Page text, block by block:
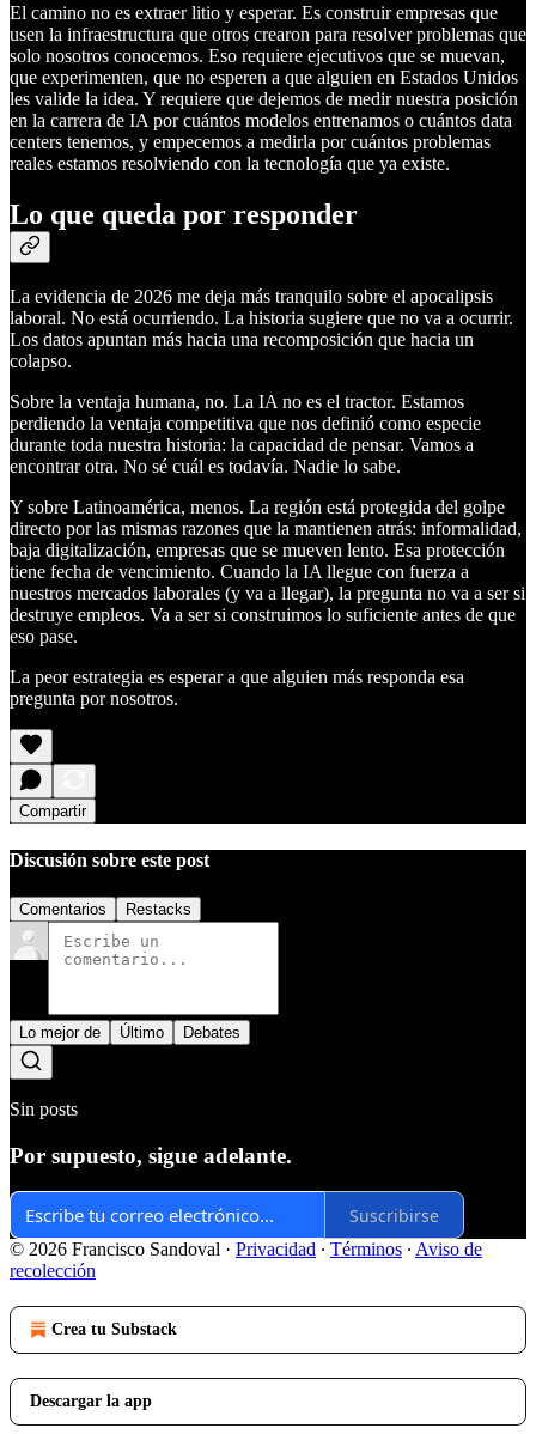
El camino no es extraer litio y esperar. Es construir empresas que
usen la infraestructura que otros crearon para resolver problemas que
solo nosotros conocemos. Eso requiere ejecutivos que se muevan,
que experimenten, que no esperen a que alguien en Estados Unidos
les valide la idea. Y requiere que dejemos de medir nuestra posición
en la carrera de IA por cuántos modelos entrenamos o cuántos data
centers tenemos, y empecemos a medirla por cuántos problemas
reales estamos resolviendo con la tecnología que ya existe.
Lo que queda por responder
La evidencia de 2026 me deja más tranquilo sobre el apocalipsis
laboral. No está ocurriendo. La historia sugiere que no va a ocurrir.
Los datos apuntan más hacia una recomposición que hacia un
colapso.
Sobre la ventaja humana, no. La IA no es el tractor. Estamos
perdiendo la ventaja competitiva que nos definió como especie
durante toda nuestra historia: la capacidad de pensar. Vamos a
encontrar otra. No sé cuál es todavía. Nadie lo sabe.
Y sobre Latinoamérica, menos. La región está protegida del golpe
directo por las mismas razones que la mantienen atrás: informalidad,
baja digitalización, empresas que se mueven lento. Esa protección
tiene fecha de vencimiento. Cuando la IA llegue con fuerza a
nuestros mercados laborales (y va a llegar), la pregunta no va a ser si
destruye empleos. Va a ser si construimos lo suficiente antes de que
eso pase.
La peor estrategia es esperar a que alguien más responda esa
pregunta por nosotros.
Compartir
Discusión sobre este post
Comentarios Restacks
Lo mejor de Último Debates
Sin posts
Por supuesto, sigue adelante.
Suscribirse
© 2026 Francisco Sandoval · Privacidad ∙ Términos ∙ Aviso de
recolección
Crea tu Substack
Descargar la app